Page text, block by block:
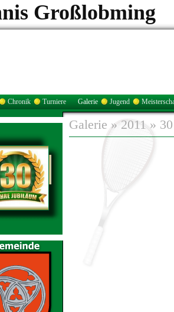
Großlobming
Chronik Turniere Galerie Jugend
Galerie »2011 »